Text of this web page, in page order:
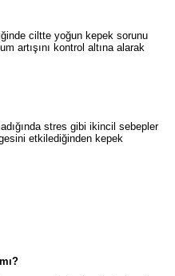
ciltte yoğun kepek sorunu
artışını kontrol altına alarak
stres gibi ikincil sebepler
etkilediğinden kepek